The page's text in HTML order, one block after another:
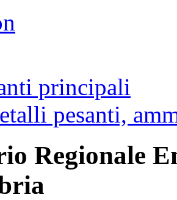
principali
pesanti,
Regionale